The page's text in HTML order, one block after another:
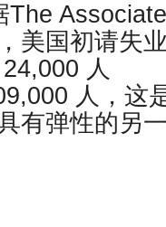
The
美国初请失
人
人，这
有弹性的另